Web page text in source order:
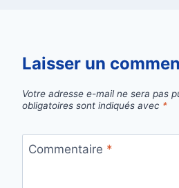
Laisser un
Votre adresse e-mail ne sera pas
obligatoires sont indiqués avec *
Commentaire *